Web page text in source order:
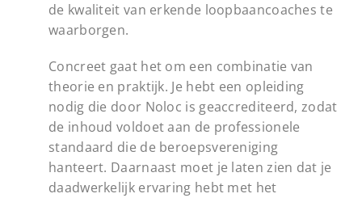
de kwaliteit van erkende loopbaancoaches te
waarborgen.
Concreet gaat het om een combinatie van
theorie en praktijk. Je hebt een opleiding
nodig die door Noloc is geaccrediteerd, zodat
de inhoud voldoet aan de professionele
standaard die de beroepsvereniging
hanteert. Daarnaast moet je laten zien dat je
daadwerkelijk ervaring hebt met het